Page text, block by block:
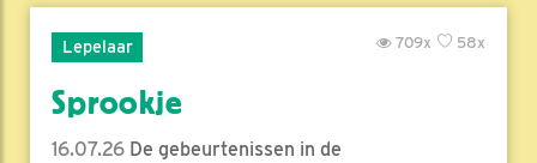
Lepelaar 58x
709x
Sprookje
16.07.26 De gebeurtenissen in de